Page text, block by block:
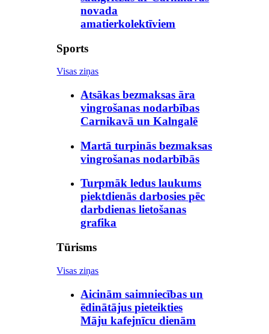
novada
amatierkolektīviem
Sports
Visas ziņas
Atsākas bezmaksas āra
vingrošanas nodarbības
Carnikavā un Kalngalē
Martā turpinās bezmaksas
vingrošanas nodarbībās
Turpmāk ledus laukums
piektdienās darbosies pēc
darbdienas lietošanas
grafika
Tūrisms
Visas ziņas
Aicinām saimniecības un
ēdinātājus pieteikties
Māju kafejnīcu dienām